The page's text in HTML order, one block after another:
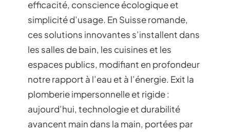
efficacité, conscience écologique et
simplicité d’usage. En Suisse romande,
ces solutions innovantes s’installent dans
les salles de bain, les cuisines et les
espaces publics, modifiant en profondeur
notre rapport à l’eau et à l’énergie. Exit la
plomberie impersonnelle et rigide :
aujourd’hui, technologie et durabilité
avancent main dans la main, portées par